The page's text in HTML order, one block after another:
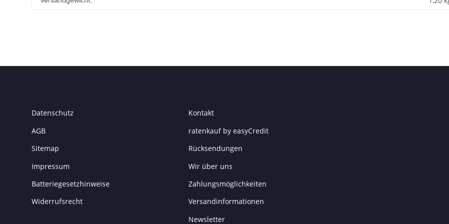
Datenschutz
AGB
Sitemap
Impressum
Batteriegesetzhinweise
Widerrufsrecht
Kontakt
ratenkauf by easyCredit
Rücksendungen
Wir über uns
Zahlungsmöglichkeiten
Versandinformationen
Newsletter